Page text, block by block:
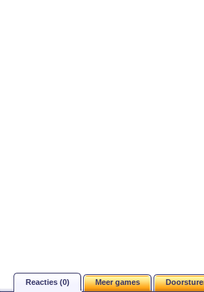
Reacties (0) Meer games